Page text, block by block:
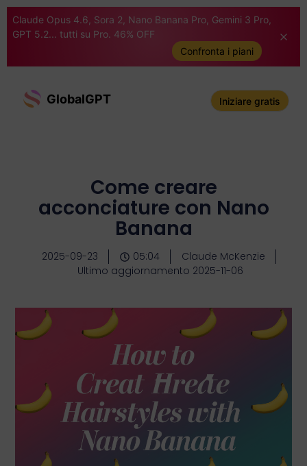
Claude Opus 4.6, Sora 2, Nano Banana Pro, Gemini 3 Pro,
GPT 5.2... tutti su Pro. 46% OFF
Confronta i piani
GlobalGPT Iniziare gratis
Come creare
acconciature con Nano
Banana
2025-09-23 05:04
Claude McKenzie
Ultimo aggiornamento 2025-11-06